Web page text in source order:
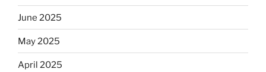
June 2025
May 2025
April 2025